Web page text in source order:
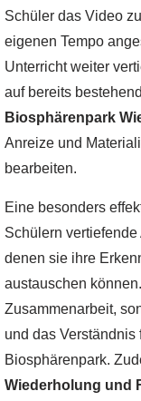
Schüler das Video
eigenen Tempo
Unterricht weiter
auf bereits
Biosphärenpark
Anreize und
bearbeiten.
Eine besonders
Schülern
denen sie ihre
austauschen
Zusammenarbeit,
und das
Biosphärenpark.
Wiederholung und